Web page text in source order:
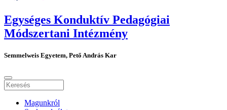
Egységes Konduktív Pedagógiai
Módszertani Intézmény
Semmelweis Egyetem, Pető András Kar
Magunkról